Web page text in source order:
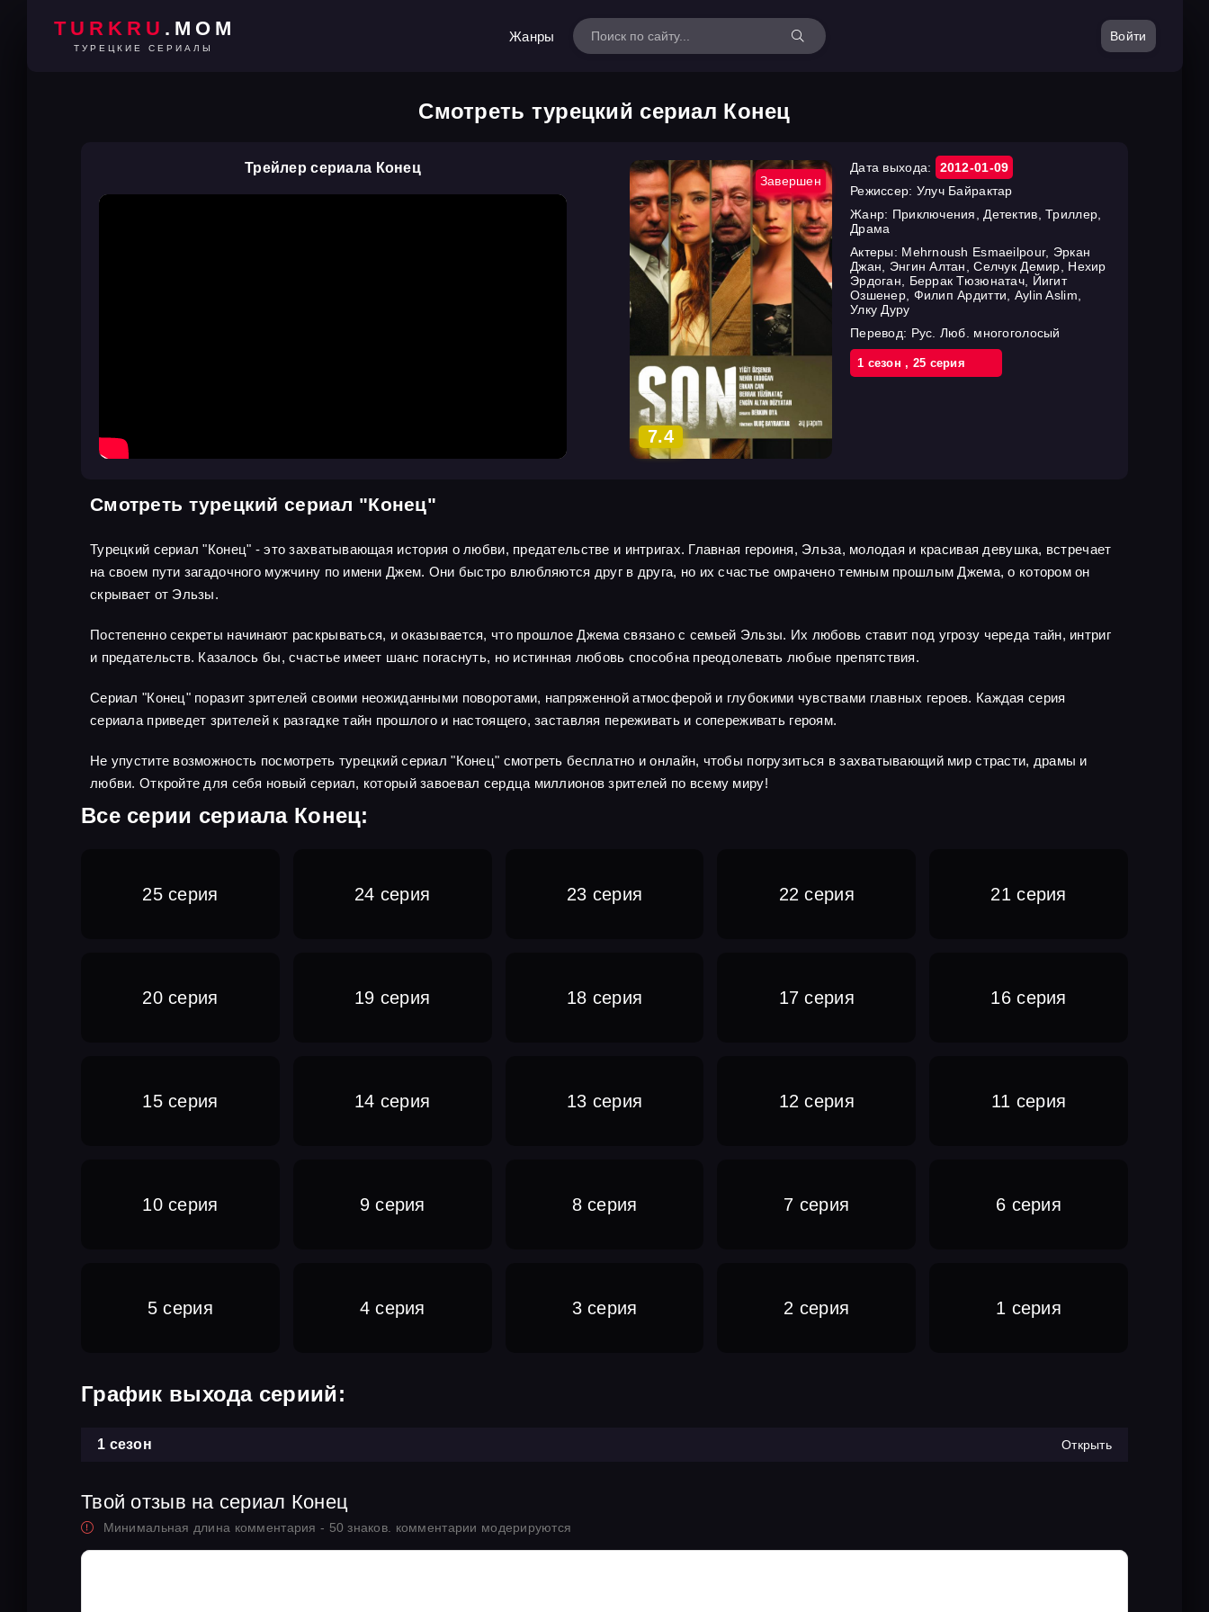
TURKRU .MOM
ТУРЕЦКИЕ СЕРИАЛЫ
Жанры Войти
Смотреть турецкий сериал Конец
Трейлер сериала Конец
Завершен
7.4
Дата выхода:
2012-01-09
Режиссер: Улуч Байрактар
Жанр: Приключения, Детектив, Триллер,
Драма
Актеры: Mehrnoush Esmaeilpour, Эркан
Джан, Энгин Алтан, Селчук Демир, Нехир
Эрдоган, Беррак Тюзюнатач, Йигит
Озшенер, Филип Ардитти, Aylin Aslim,
Улку Дуру
Перевод: Рус. Люб. многоголосый
1 cезон, 25 cерия
Смотреть турецкий сериал "Конец"
Турецкий сериал "Конец" - это захватывающая история о любви, предательстве и интригах. Главная героиня, Эльза, молодая и красивая девушка, встречает
на своем пути загадочного мужчину по имени Джем. Они быстро влюбляются друг в друга, но их счастье омрачено темным прошлым Джема, о котором он
скрывает от Эльзы.
Постепенно секреты начинают раскрываться, и оказывается, что прошлое Джема связано с семьей Эльзы. Их любовь ставит под угрозу череда тайн, интриг
и предательств. Казалось бы, счастье имеет шанс погаснуть, но истинная любовь способна преодолевать любые препятствия.
Сериал "Конец" поразит зрителей своими неожиданными поворотами, напряженной атмосферой и глубокими чувствами главных героев. Каждая серия
сериала приведет зрителей к разгадке тайн прошлого и настоящего, заставляя переживать и сопереживать героям.
Не упустите возможность посмотреть турецкий сериал "Конец" смотреть бесплатно и онлайн, чтобы погрузиться в захватывающий мир страсти, драмы и
любви. Откройте для себя новый сериал, который завоевал сердца миллионов зрителей по всему миру!
Все серии сериала Конец:
25 серия 24 серия 23 серия 22 серия 21 серия
20 серия 19 серия 18 серия 17 серия 16 серия
15 серия 14 серия 13 серия 12 серия 11 серия
10 серия 9 серия 8 серия 7 серия 6 серия
5 серия 4 серия 3 серия 2 серия 1 серия
График выхода сериий:
1 сезон Открыть
Твой отзыв на сериал Конец
Минимальная длина комментария - 50 знаков. комментарии модерируются